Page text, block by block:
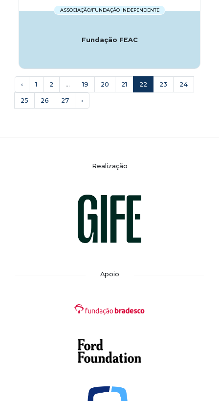
ASSOCIAÇÃO/FUNDAÇÃO INDEPENDENTE
Fundação FEAC
‹ 1 2 ... 19 20 21 22 23 24
25 26 27 ›
Realização
Apoio